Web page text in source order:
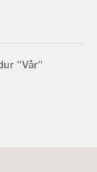
"Vår"